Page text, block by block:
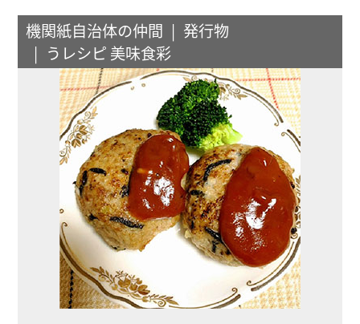
機関紙自治体の仲間
発行物
うレシピ 美味食彩